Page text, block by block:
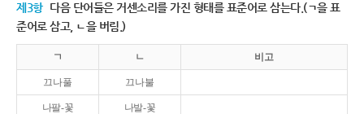
제3항 다음 단어들은 거센소리를 가진 형태를 표준어로 삼는다.(ㄱ을 표
준어로 삼고, ㄴ을 버림.)
ㄱ ㄴ 비고
끄나풀 끄나불
나팔-꽃 나발-꽃